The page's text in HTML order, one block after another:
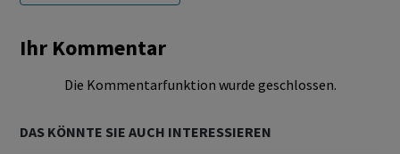
Ihr Kommentar
Die Kommentarfunktion wurde geschlossen.
DAS KÖNNTE SIE AUCH INTERESSIEREN